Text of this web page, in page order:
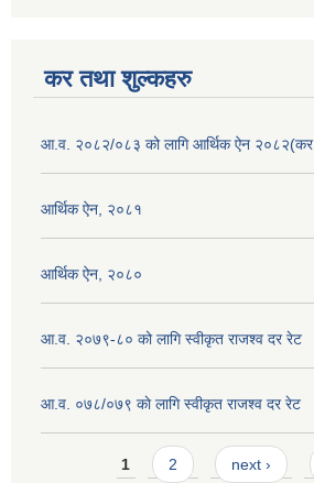
कर तथा शुल्कहरु
आ.व. २०८२/०८३ को लागि आर्थिक ऐन
आर्थिक ऐन, २०८१
आर्थिक ऐन, २०८०
आ.व. २०७९-८० को लागि स्वीकृत राजश्व दर रेट
आ.व. ०७८/०७९ काे लागि स्वीकृत राजश्व दर रेट
Pages1 2 next ›